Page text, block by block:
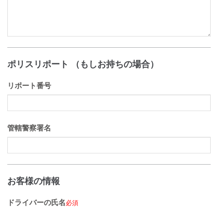
ポリスリポート （もしお持ちの場合）
リポート番号
管轄警察署名
お客様の情報
ドライバーの氏名必須